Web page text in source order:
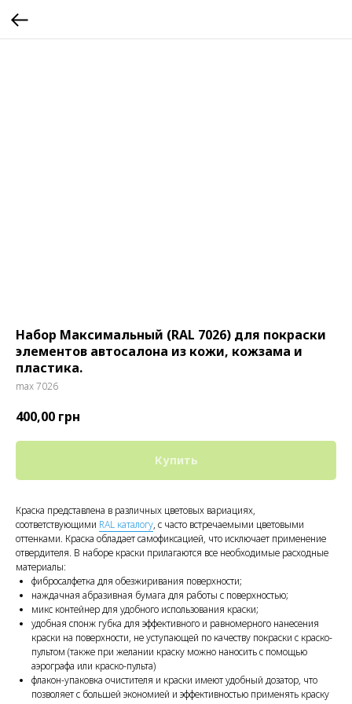
Набор Максимальный (RAL 7026) для покраски
элементов автосалона из кожи, кожзама и
пластика.
max 7026
400,00 грн
Купить
Краска представлена в различных цветовых вариациях,
соответствующими RAL каталогу, с часто встречаемыми цветовыми
оттенками. Краска обладает самофиксацией, что исключает применение
отвердителя. В наборе краски прилагаются все необходимые расходные
материалы:
фибросалфетка для обезжиривания поверхности;
наждачная абразивная бумага для работы с поверхностью;
микс контейнер для удобного использования краски;
удобная спонж губка для эффективного и равномерного нанесения
краски на поверхности, не уступающей по качеству покраски с краско-
пультом (также при желании краску можно наносить с помощью
аэрографа или краско-пульта)
флакон-упаковка очистителя и краски имеют удобный дозатор, что
позволяет с большей экономией и эффективностью применять краску